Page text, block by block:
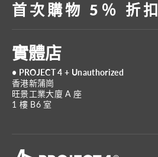
首次購物 5％ 折扣
實體店
• PROJECT 4 + Unauthorized
香港新蒲崗
旺景工業大廈 A 座
1 樓 B6 室